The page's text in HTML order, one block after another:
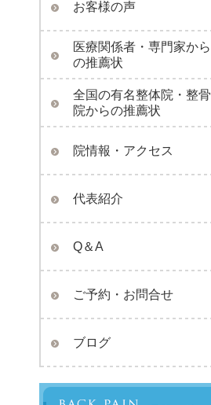
お客様の声
医療関係者・専門家から
の推薦状
全国の有名整体院・整骨
院からの推薦状
院情報・アクセス
代表紹介
Q＆A
ご予約・お問合せ
ブログ